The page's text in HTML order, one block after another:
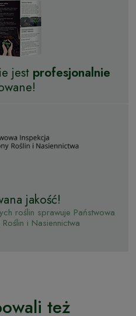
jest profesjonalnie
jakość!
roślin sprawuje Państwowa
i Nasiennictwa
też